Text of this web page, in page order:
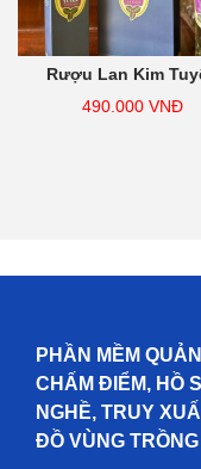
Rượu Lan Kim
490.000VNĐ
PHẦN MỀM
CHẤM ĐIỂM, HỒ
NGHỀ, TRUY
ĐỒ VÙNG TRỒNG